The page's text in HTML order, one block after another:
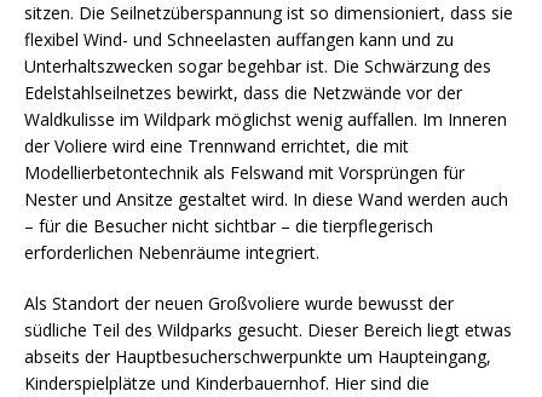
sitzen. Die Seilnetzüberspannung ist so dimensioniert, dass sie
flexibel Wind- und Schneelasten auffangen kann und zu
Unterhaltszwecken sogar begehbar ist. Die Schwärzung des
Edelstahlseilnetzes bewirkt, dass die Netzwände vor der
Waldkulisse im Wildpark möglichst wenig auffallen. Im Inneren
der Voliere wird eine Trennwand errichtet, die mit
Modellierbetontechnik als Felswand mit Vorsprüngen für
Nester und Ansitze gestaltet wird. In diese Wand werden auch
– für die Besucher nicht sichtbar – die tierpflegerisch
erforderlichen Nebenräume integriert.
Als Standort der neuen Großvoliere wurde bewusst der
südliche Teil des Wildparks gesucht. Dieser Bereich liegt etwas
abseits der Hauptbesucherschwerpunkte um Haupteingang,
Kinderspielplätze und Kinderbauernhof. Hier sind die